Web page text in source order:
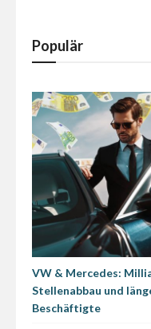
Populär
VW & Mercedes:
Stellenabbau und
Beschäftigte